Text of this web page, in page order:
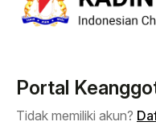
Portal
Tidak memiliki akun?